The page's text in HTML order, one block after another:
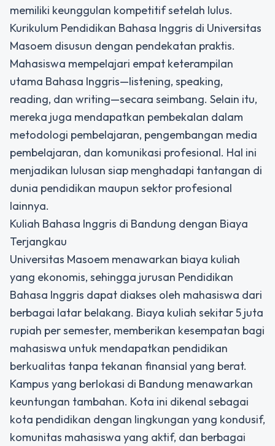
memiliki keunggulan kompetitif setelah lulus.
Kurikulum Pendidikan Bahasa Inggris di Universitas
Masoem disusun dengan pendekatan praktis.
Mahasiswa mempelajari empat keterampilan
utama Bahasa Inggris—listening, speaking,
reading, dan writing—secara seimbang. Selain itu,
mereka juga mendapatkan pembekalan dalam
metodologi pembelajaran, pengembangan media
pembelajaran, dan komunikasi profesional. Hal ini
menjadikan lulusan siap menghadapi tantangan di
dunia pendidikan maupun sektor profesional
lainnya.
Kuliah Bahasa Inggris di Bandung dengan Biaya
Terjangkau
Universitas Masoem menawarkan biaya kuliah
yang ekonomis, sehingga jurusan Pendidikan
Bahasa Inggris dapat diakses oleh mahasiswa dari
berbagai latar belakang. Biaya kuliah sekitar 5 juta
rupiah per semester, memberikan kesempatan bagi
mahasiswa untuk mendapatkan pendidikan
berkualitas tanpa tekanan finansial yang berat.
Kampus yang berlokasi di Bandung menawarkan
keuntungan tambahan. Kota ini dikenal sebagai
kota pendidikan dengan lingkungan yang kondusif,
komunitas mahasiswa yang aktif, dan berbagai